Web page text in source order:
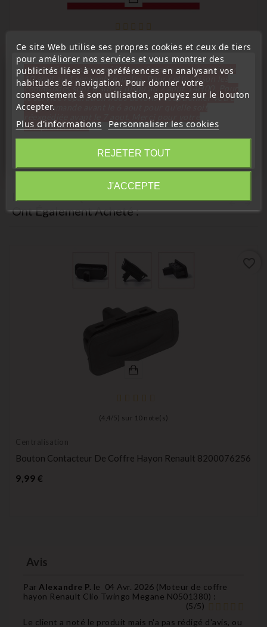
(5/ 5) sur4note(s)
Centralisation
Poignee Bouton Palpeur Contacteur De Coffre Hayon
OPEL INSIGNIA 13422268
Les Clients Qui Ont Acheté Ce Produit
Ont Également Acheté :
(4,4 / 5) sur 10note(s)
Centralisation
Bouton Contacteur De Coffre Hayon Renault 8200076256
9,99 €
Avis
Par Alexandre P. le 04 Avr. 2026 (Moteur de coffre
hayon Renault Clio Twingo Megane N0501380) :
(5/5)
Le client a noté le produit mais n'a pas rédigé d'avis, ou
Ce site Web utilise ses propres cookies et ceux de tiers
pour améliorer nos services et vous montrer des
publicités liées à vos préférences en analysant vos
habitudes de navigation. Pour donner votre
consentement à son utilisation, appuyez sur le bouton
Accepter.
Plus d'informations Personnaliser les cookies
REJETER TOUT
J'ACCEPTE
« Attention, notre société sera fermée pour congés du
10 aout au 1 septembre inclus. Pour cette raison les
commandes sont traitées jusqu'au 7 aout 14H00. Pour
le service réparation nous devons réceptionner votre
télécommande avant le 6 aout pour qu'elle soit
compréhension»
Fermer
Information